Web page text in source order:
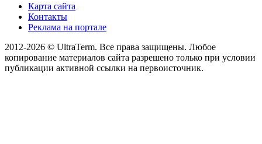
Карта сайта
Контакты
Реклама на портале
2012-2026 © UltraTerm. Все права защищены. Любое
копирование материалов сайта разрешено только при условии
публикации активной ссылки на первоисточник.